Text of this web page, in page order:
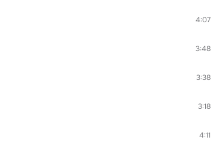
4:07
3:48
3:38
3:18
4:11